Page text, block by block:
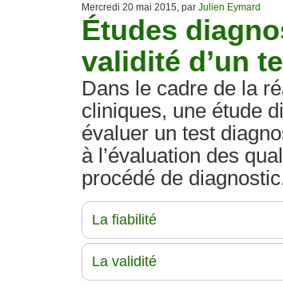
Mercredi 20 mai 2015, par Julien Eymard
Études
validité d’un
Dans le cadre de la
cliniques, une étude
évaluer un test
à l’évaluation des
procédé de
La fiabilité
La validité